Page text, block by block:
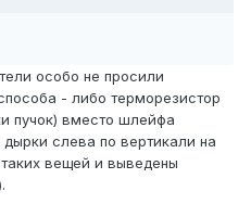
особо не просили
- либо терморезистор
пучок) вместо шлейфа
слева по вертикали на
вещей и выведены